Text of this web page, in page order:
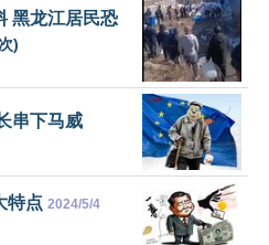
黑龙江居民恐
)
串下马威
特点 2024/5/4